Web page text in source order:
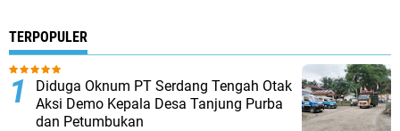
TERPOPULER
Diduga Oknum PT Serdang Tengah Otak
Aksi Demo Kepala Desa Tanjung Purba
dan Petumbukan